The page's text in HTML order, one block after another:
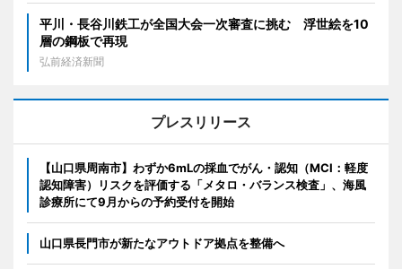
平川・長谷川鉄工が全国大会一次審査に挑む 浮世絵を10
層の鋼板で再現
弘前経済新聞
プレスリリース
【山口県周南市】わずか6mLの採血でがん・認知（MCI：軽度
認知障害）リスクを評価する「メタロ・バランス検査」、海風
診療所にて9月からの予約受付を開始
山口県長門市が新たなアウトドア拠点を整備へ